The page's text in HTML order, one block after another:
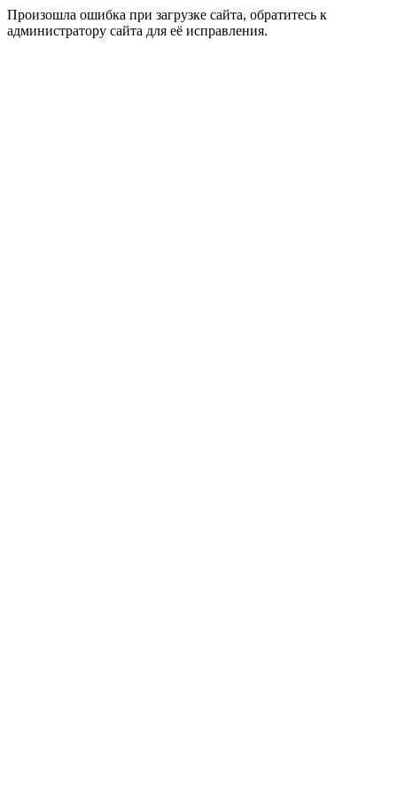
Произошла ошибка при загрузке сайта, обратитесь к
администратору сайта для её исправления.